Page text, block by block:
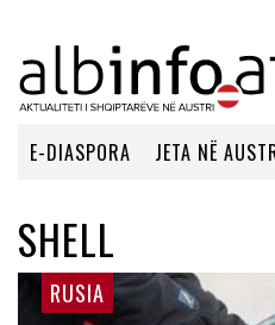
E-DIASPORA JETA NË
SHELL
RUSIA